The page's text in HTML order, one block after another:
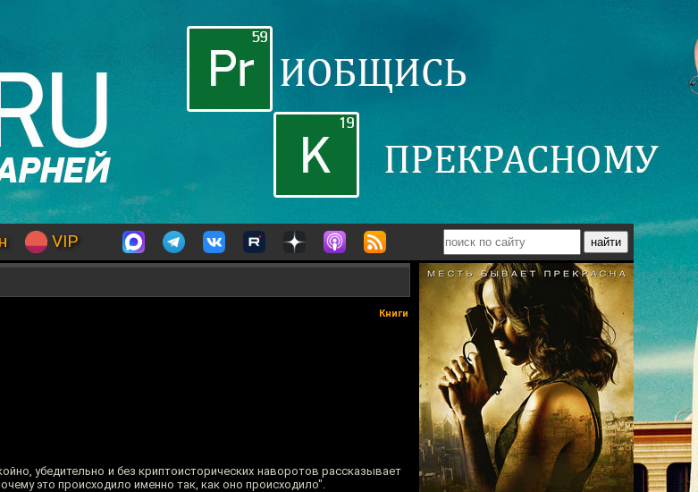
VIP
Книги
убедительно и без криптоисторических наворотов рассказывает
это происходило именно так, как оно происходило".